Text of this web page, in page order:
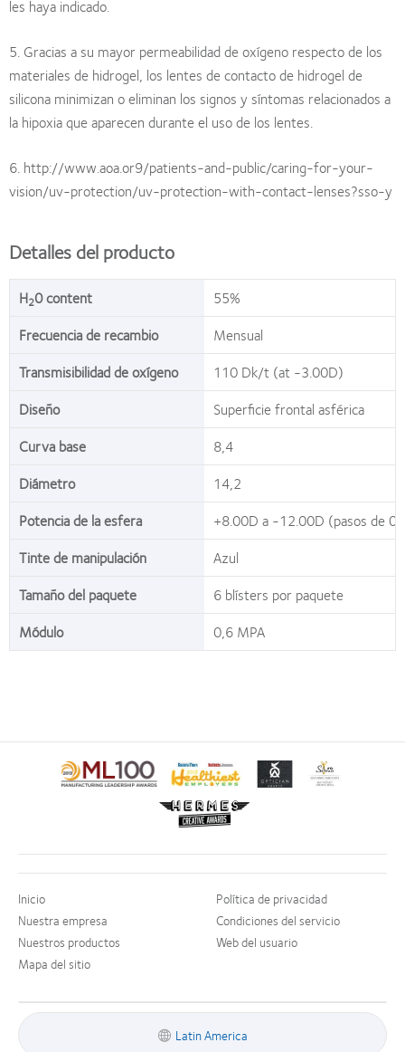
les haya indicado.
5. Gracias a su mayor permeabilidad de oxígeno respecto de los
materiales de hidrogel, los lentes de contacto de hidrogel de
silicona minimizan o eliminan los signos y síntomas relacionados a
la hipoxia que aparecen durante el uso de los lentes.
6. http://www.aoa.or9/patients-and-public/caring-for-your-
vision/uv-protection/uv-protection-with-contact-lenses?sso-y
Detalles del producto
H20 content
55%
Frecuencia de recambio
Mensual
Transmisibilidad de oxígeno
110 Dk/t (at -3.00D)
Diseño
Superficie frontal asférica
Curva base
8,4
Diámetro
14,2
Potencia de la esfera
+8.00D a -12.00D (pasos de
Tinte de manipulación
Azul
Tamaño del paquete
6 blísters por paquete
Módulo
0,6 MPA
Inicio
Nuestra empresa
Nuestros productos
Mapa del sitio
Política de privacidad
Condiciones del servicio
Web del usuario
Latin America